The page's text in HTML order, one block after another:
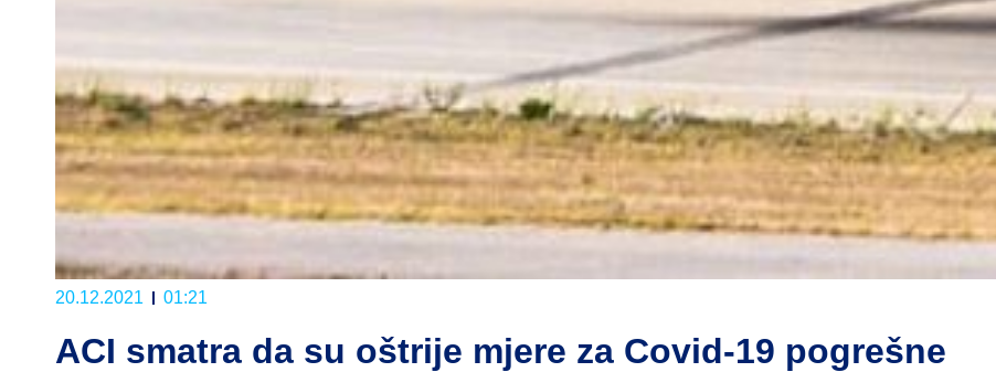
20.12.2021 01:21
ACI smatra da su oštrije mjere za Covid-19 pogrešne